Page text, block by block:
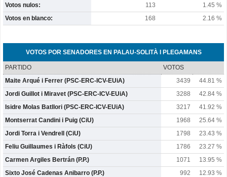
Votos nulos:
113
1.45 %
Votos en blanco:
168 2.16 %
VOTOS POR SENADORES EN PALAU-SOLITÀ I PLEGAMANS
PARTIDO
VOTOS
Maite Arqué i Ferrer (PSC-ERC-ICV-EUiA)
3439
44.81 %
Jordi Guillot i Miravet (PSC-ERC-ICV-EUiA)
3288
42.84 %
Isidre Molas Batllori (PSC-ERC-ICV-EUiA)
3217
41.92 %
Montserrat Candini i Puig (CiU)
1968
25.64 %
Jordi Torra i Vendrell (CiU)
1798
23.43 %
Feliu Guillaumes i Ràfols (CiU)
1786
23.27 %
Carmen Argiles Bertrán (P.P.)
1071
13.95 %
Sixto José Cadenas Anibarro (P.P.)
992
12.93 %